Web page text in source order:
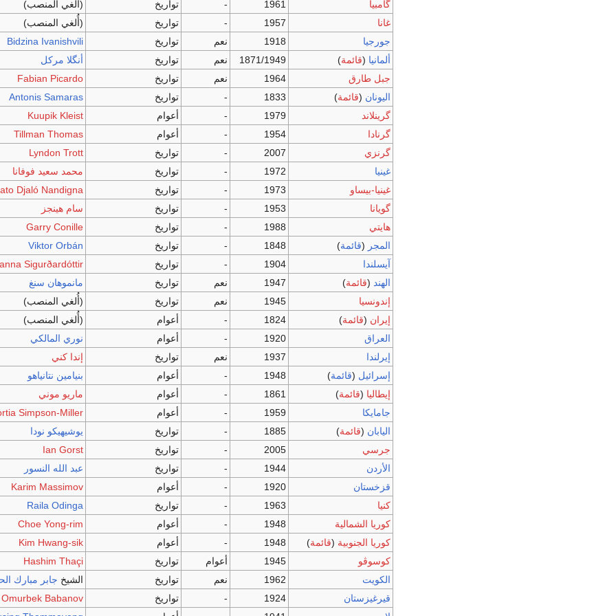
گامبيا
1961
- تواريخ
(أُلغي المنصب)
غانا
1957
- تواريخ
(أُلغي المنصب)
جورجيا
1918 نعم تواريخ
Bidzina Ivanishvili
ألمانيا (قائمة)
1871/1949 نعم تواريخ
أنگلا مركل
جبل طارق
1964 نعم تواريخ
Fabian Picardo
اليونان (قائمة)
1833
- تواريخ
Antonis Samaras
گرينلاند
1979
- أعوام
Kuupik Kleist
گرنادا
1954
- أعوام
Tillman Thomas
گرنزي
2007
- تواريخ
Lyndon Trott
غينيا
1972
- تواريخ
محمد سعيد فوفانا
غينيا-بيساو
1973
- تواريخ Djaló Nandigna
گويانا
1953
- تواريخ
سام هينجز
هايتي
1988
- تواريخ
Garry Conille
المجر (قائمة)
1848
- تواريخ
Viktor Orbán
آيسلندا
1904
- تواريخ
Sigurðardóttir
الهند (قائمة)
1947 نعم تواريخ
مانموهان سنغ
إندونسيا
1945 نعم تواريخ
(أُلغي المنصب)
إيران (قائمة)
1824
- أعوام
(أُلغي المنصب)
العراق
1920
- أعوام
نوري المالكي
إيرلندا
1937 نعم تواريخ
إندا كني
إسرائيل (قائمة)
1948
- أعوام
بنيامين نتانياهو
إيطاليا (قائمة)
1861
- أعوام
ماريو موني
جامايكا
1959
- أعوام
Simpson-Miller
اليابان (قائمة)
1885
- تواريخ
يوشيهيكو نودا
جرسي
2005
- تواريخ
Ian Gorst
الأردن
1944
- تواريخ
عبد الله النسور
قزخستان
1920
- أعوام
Karim Massimov
كنيا
1963
- تواريخ
Raila Odinga
كوريا الشمالية
1948
- أعوام
Choe Yong-rim
كوريا الجنوبية (قائمة)
1948
- أعوام
Kim Hwang-sik
كوسوڤو
1945 أعوام تواريخ
Hashim Thaçi
الكويت
1962 نعم تواريخ الشيخ جابر مبارك
قيرغيزستان
1924
- تواريخ
Omurbek Babanov